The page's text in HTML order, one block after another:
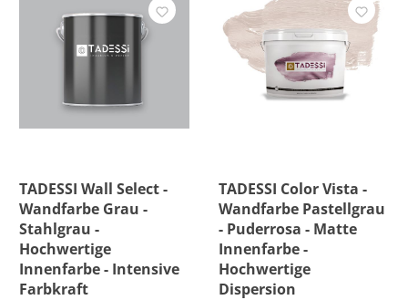
TADESSI Wall Select -
Wandfarbe Grau -
Stahlgrau -
Hochwertige
Innenfarbe - Intensive
Farbkraft
TADESSI Color Vista -
Wandfarbe Pastellgrau
- Puderrosa - Matte
Innenfarbe -
Hochwertige
Dispersion